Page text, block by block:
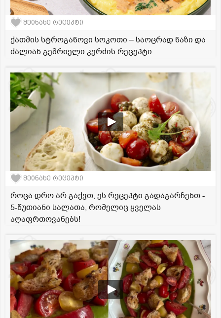
შეინახე რეცეპტი
ქათმის სტროგანოვი სოკოთი – საოცრად ნაზი და
ძალიან გემრიელი კერძის რეცეპტი
შეინახე რეცეპტი
როცა დრო არ გაქვთ, ეს რეცეპტი გადაგარჩენთ -
5-წუთიანი სალათა, რომელიც ყველას
აღაფრთოვანებს!